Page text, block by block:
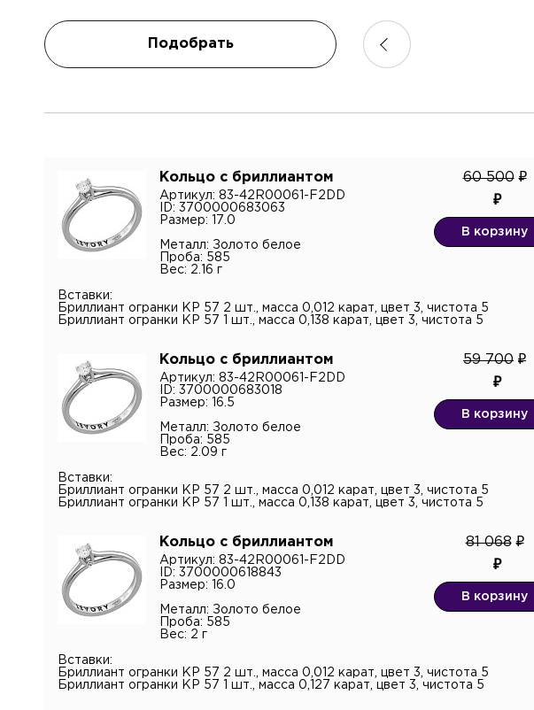
Подобрать
Кольцо с бриллиантом
Артикул: 83-42R00061-F2DD
ID: 3700000683063
Размер: 17.0
Металл: Золото белое
Проба: 585
Вес: 2.16 г
60 500
В корзину
Вставки:
Бриллиант огранки КР 57 2 шт., масса 0,012 карат, цвет 3, чистота 5
Бриллиант огранки КР 57 1 шт., масса 0,138 карат, цвет 3, чистота 5
Кольцо с бриллиантом
Артикул: 83-42R00061-F2DD
ID: 3700000683018
Размер: 16.5
Металл: Золото белое
Проба: 585
Вес: 2.09 г
59 700
В корзину
Вставки:
Бриллиант огранки КР 57 2 шт., масса 0,012 карат, цвет 3, чистота 5
Бриллиант огранки КР 57 1 шт., масса 0,138 карат, цвет 3, чистота 5
Кольцо с бриллиантом
Артикул: 83-42R00061-F2DD
ID: 3700000618843
Размер: 16.0
Металл: Золото белое
Проба: 585
Вес: 2 г
81 068
В корзину
Вставки:
Бриллиант огранки КР 57 2 шт., масса 0,012 карат, цвет 3, чистота 5
Бриллиант огранки КР 57 1 шт., масса 0,127 карат, цвет 3, чистота 5
Электронная почта
Я подтверждаю
конфиденциальностии
персональных данных.*